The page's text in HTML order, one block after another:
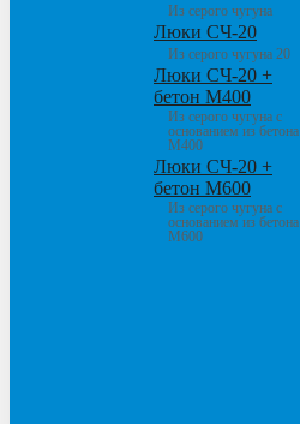
Из серого чугуна
Люки СЧ-20
Из серого чугуна 20
Люки СЧ-20 +
бетон М400
Из серого чугуна с
основанием из бетона
М400
Люки СЧ-20 +
бетон М600
Из серого чугуна с
основанием из бетона
М600